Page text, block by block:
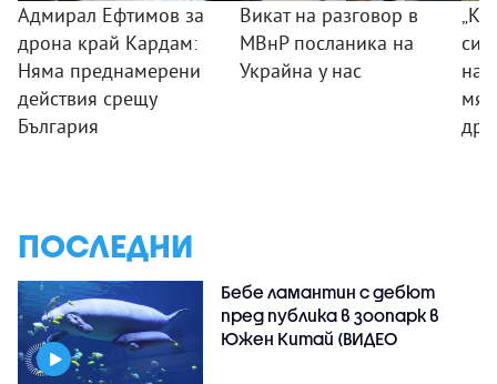
Адмирал Ефтимов за
дрона край Кардам:
Няма преднамерени
действия срещу
България
Викат на разговор в
МВнР посланика на
Украйна у нас
на
ПОСЛЕДНИ
Бебе ламантин с дебют
пред публика в зоопарк в
Южен Китай (ВИДЕО